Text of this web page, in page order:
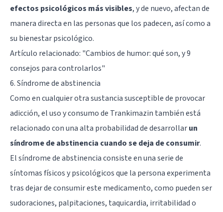
efectos psicológicos más visibles, y de nuevo, afectan de
manera directa en las personas que los padecen, así como a
su bienestar psicológico.
Artículo relacionado: "Cambios de humor: qué son, y 9
consejos para controlarlos"
6. Síndrome de abstinencia
Como en cualquier otra sustancia susceptible de provocar
adicción, el uso y consumo de Trankimazin también está
relacionado con una alta probabilidad de desarrollarun
síndrome de abstinencia cuando se deja de consumir.
El síndrome de abstinencia consiste en una serie de
síntomas físicos y psicológicos que la persona experimenta
tras dejar de consumir este medicamento, como pueden ser
sudoraciones, palpitaciones, taquicardia, irritabilidad o